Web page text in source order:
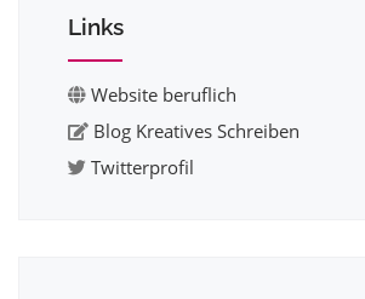
Links
Website beruflich
Blog Kreatives Schreiben
Twitterprofil